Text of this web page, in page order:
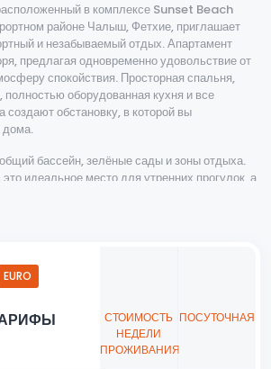
в комплексе Sunset Beach
районе Чалыш, Фетхие, приглашает
и незабываемый отдых. Апартамент
предлагая одновременно удовольствие от
спокойствия. Просторная спальня,
полностью оборудованная кухня и все
обстановку, в которой вы
дома.
бассейн, зелёные сады и зоны отдыха.
идеальное место для утренних прогулок, а
возле пляжа Чалыш, сделают ваш отдых
море этот апартамент позволяет вам
и воспользоваться всеми современными
и начните своё путешествие к красотам
EURO
СТОИМОСТЬ
НЕДЕЛИ
ПРОЖИВАНИЯ
ПОСУТОЧНАЯ